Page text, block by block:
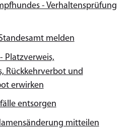
- Verhaltensprüfung
melden
Platzverweis,
Rückkehrverbot und
erwirken
entsorgen
mitteilen